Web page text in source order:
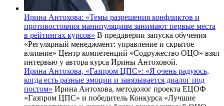
Ирина Антохова: «Темы разрешения конфликтов и
противостояния манипуляциям занимают первые места
в рейтингах курсов» В преддверии запуска обучения
«Регулярный менеджмент: управление и скрытое
влияние» Центр компетенций «Содружество ОЦО» взял
интервью у автора курса Ирины Антоховой.
Ирина Антохова, «Газпром ЦПС»: «Я очень радуюсь,
когда есть разные эмоции и завязывается диалог под
постом» Ирина Антохова, методолог проекта ЕЦОФ
«Газпром ЦПС» и победитель Конкурса «Лучшие